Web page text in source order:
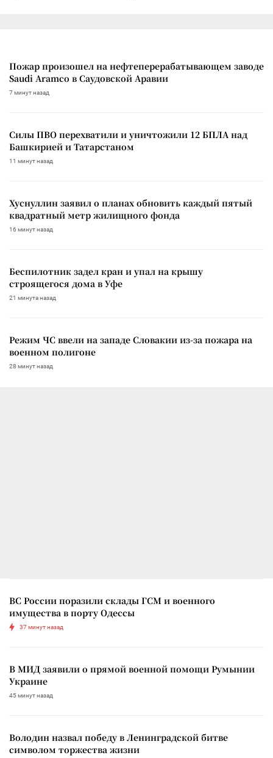
Пожар произошел на нефтеперерабатывающем заводе
Saudi Aramco в Саудовской Аравии
7 минут назад
Силы ПВО перехватили и уничтожили 12 БПЛА над
Башкирией и Татарстаном
11 минут назад
Хуснуллин заявил о планах обновить каждый пятый
квадратный метр жилищного фонда
16 минут назад
Беспилотник задел кран и упал на крышу
строящегося дома в Уфе
21 минута назад
Режим ЧС ввели на западе Словакии из-за пожара на
военном полигоне
28 минут назад
ВС России поразили склады ГСМ и военного
имущества в порту Одессы
37 минут назад
В МИД заявили о прямой военной помощи Румынии
Украине
45 минут назад
Володин назвал победу в Ленинградской битве
символом торжества жизни